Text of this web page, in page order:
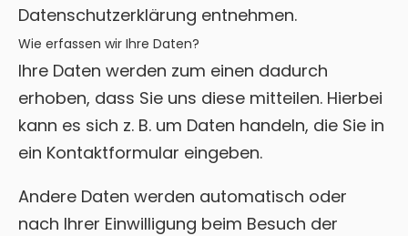
Datenschutzerklärung entnehmen.
Wie erfassen wir Ihre Daten?
Ihre Daten werden zum einen dadurch
erhoben, dass Sie uns diese mitteilen. Hierbei
kann es sich z. B. um Daten handeln, die Sie in
ein Kontaktformular eingeben.
Andere Daten werden automatisch oder
nach Ihrer Einwilligung beim Besuch der